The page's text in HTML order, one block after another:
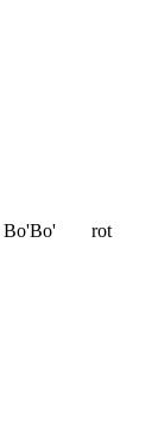
Bo'Bo' rot